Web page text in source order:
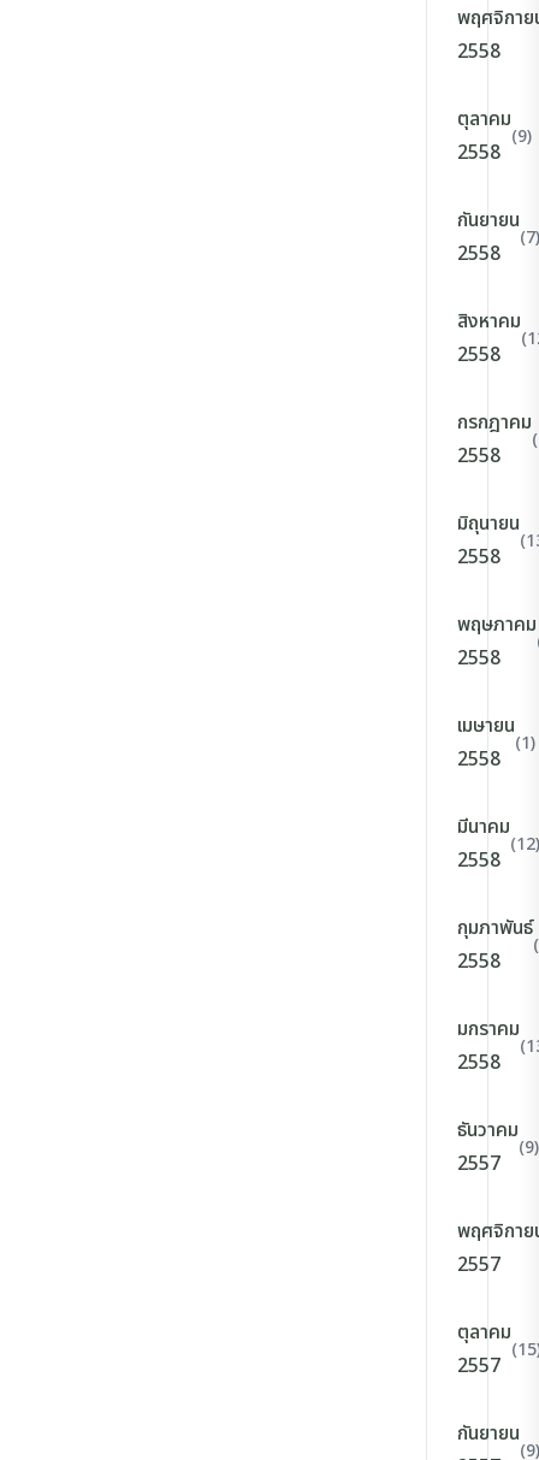
พฤศจิกาย
2558
ตุลาคม
2558
(9)
กันยายน
2558
(7)
สิงหาคม
2558
กรกฎาคม
2558
มิถุนายน
2558
พฤษภาคม
2558
เมษายน
2558
(1)
มีนาคม
2558
(12)
กุมภาพันธ์
2558
มกราคม
2558
ธันวาคม
2557
(9)
พฤศจิกาย
2557
ตุลาคม
2557
กันยายน
(9)